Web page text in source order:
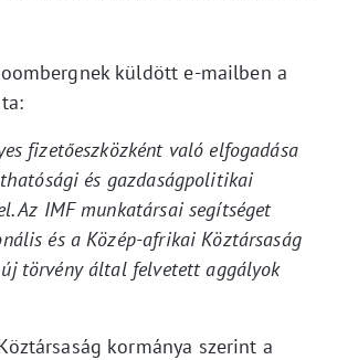
küldött e-mailben a
fizetőeszközként való elfogadása
és gazdaságpolitikai
Az IMF munkatársai segítséget
és a Közép-afrikai Köztársaság
törvény által felvetett aggályok
kormánya szerint a